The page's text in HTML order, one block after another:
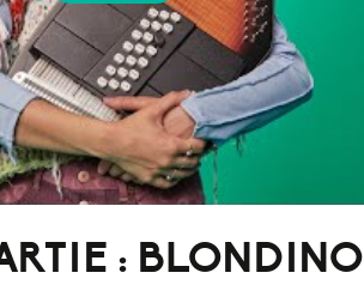
: BLONDINO